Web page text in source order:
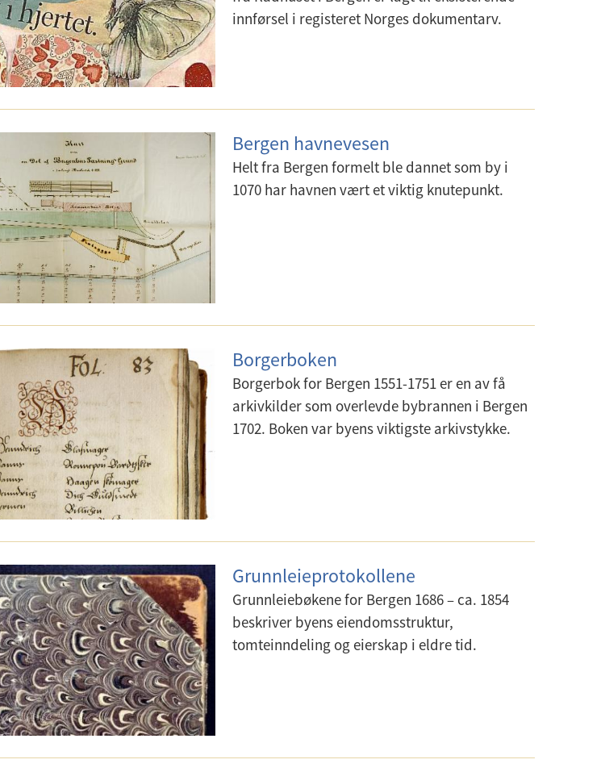
innførsel i registeret Norges dokumentarv.
Bergen havnevesen
Helt fra Bergen formelt ble dannet som by i
1070 har havnen vært et viktig knutepunkt.
Borgerboken
Borgerbok for Bergen 1551-1751 er en av få
arkivkilder som overlevde bybrannen i Bergen
1702. Boken var byens viktigste arkivstykke.
Grunnleieprotokollene
Grunnleiebøkene for Bergen 1686 – ca. 1854
beskriver byens eiendomsstruktur,
tomteinndeling og eierskap i eldre tid.